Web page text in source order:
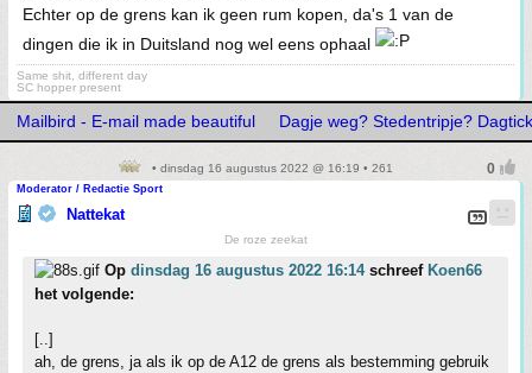
Echter op de grens kan ik geen rum kopen, da's 1 van de
dingen die ik in Duitsland nog wel eens ophaal
Same shit, different day
SC hopper present
Mailbird - E-mail made beautiful Dagje weg? Stedentripje?
• dinsdag 16 augustus 2022 @ 16:19 • 261
Moderator / Redactie Sport
Nattekat
De roze zeekat
Op dinsdag 16 augustus 2022 16:14schreef Koen66
het volgende:
[..]
ah, de grens, ja als ik op de A12 de grens als bestemming gebruik